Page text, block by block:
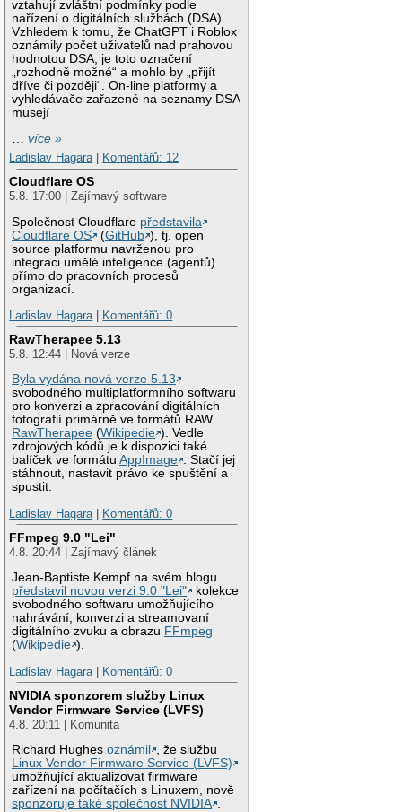
vztahují zvláštní podmínky podle
nařízení o digitálních službách (DSA).
Vzhledem k tomu, že ChatGPT i Roblox
oznámily počet uživatelů nad prahovou
hodnotou DSA, je toto označení
„rozhodně možné“ a mohlo by „přijít
dříve či později“. On-line platformy a
vyhledávače zařazené na seznamy DSA
musejí
…více »
Ladislav Hagara| Komentářů: 12
Cloudflare OS
5.8. 17:00 | Zajímavý software
Společnost Cloudflare představila
Cloudflare OS
(GitHub ), tj. open
source platformu navrženou pro
integraci umělé inteligence (agentů)
přímo do pracovních procesů
organizací.
Ladislav Hagara| Komentářů: 0
RawTherapee 5.13
5.8. 12:44 | Nová verze
Byla vydána nová verze 5.13
svobodného multiplatformního softwaru
pro konverzi a zpracování digitálních
fotografií primárně ve formátů RAW
RawTherapee (Wikipedie ). Vedle
zdrojových kódů je k dispozici také
balíček ve formátuAppImage . Stačí jej
stáhnout, nastavit právo ke spuštění a
spustit.
Ladislav Hagara| Komentářů: 0
FFmpeg 9.0 "Lei"
4.8. 20:44 | Zajímavý článek
Jean-Baptiste Kempf na svém blogu
představil novou verzi 9.0 "Lei"
kolekce
svobodného softwaru umožňujícího
nahrávání, konverzi a streamovaní
digitálního zvuku a obrazu FFmpeg
(Wikipedie ).
Ladislav Hagara| Komentářů: 0
NVIDIA sponzorem služby Linux
Vendor Firmware Service (LVFS)
4.8. 20:11 | Komunita
Richard Hughesoznámil
, že službu
Linux Vendor Firmware Service (LVFS)
umožňující aktualizovat firmware
zařízení na počítačích s Linuxem, nově
sponzoruje také společnost NVIDIA .